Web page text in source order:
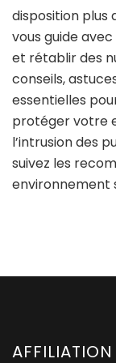
disposition plus
vous guide
et rétablir des
conseils,
essentielles
protéger votre
l’intrusion des
suivez les
environnement
AFFILIATION